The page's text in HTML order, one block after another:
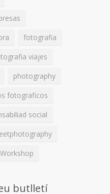
fotografia
viajes
photography
fotograficos
social
Workshop
butlletí